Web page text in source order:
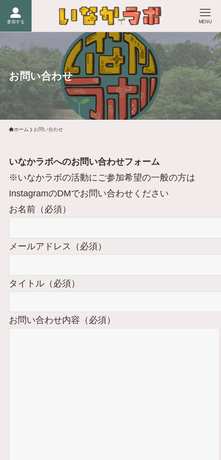
参加する MENU
お問い合わせ
ホーム お問い合わせ
いなかラボへのお問い合わせフォーム
※いなかラボの活動にご参加希望の一般の方は
InstagramのDMでお問い合わせください
お名前（必須）
メールアドレス（必須）
タイトル（必須）
お問い合わせ内容（必須）